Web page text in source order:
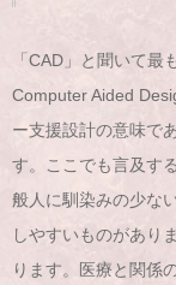
「CAD」と聞いて
Computer Aided
ー支援設計の意味で
す。ここでも言及す
般人に馴染みの少な
しやすいものがあり
ります。医療と関係